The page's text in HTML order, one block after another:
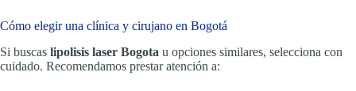
Cómo elegir una clínica y cirujano en Bogotá
Si buscas lipolisis laser Bogota u opciones similares, selecciona con
cuidado. Recomendamos prestar atención a: